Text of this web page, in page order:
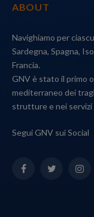
ABOUT
Navighiamo per
Sardegna, Spagna,
Francia.
GNV è stato il primo
mediterraneo dei
strutture e nei servizi
Segui GNV sui Social
FacebookTwitter